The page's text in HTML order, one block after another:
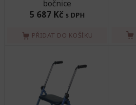
bočnice
5 687 Kč s DPH
PŘIDAT DO KOŠÍKU